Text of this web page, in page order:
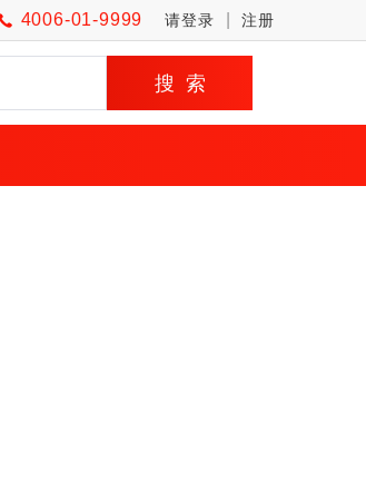
请登录 注册
4006-01-9999